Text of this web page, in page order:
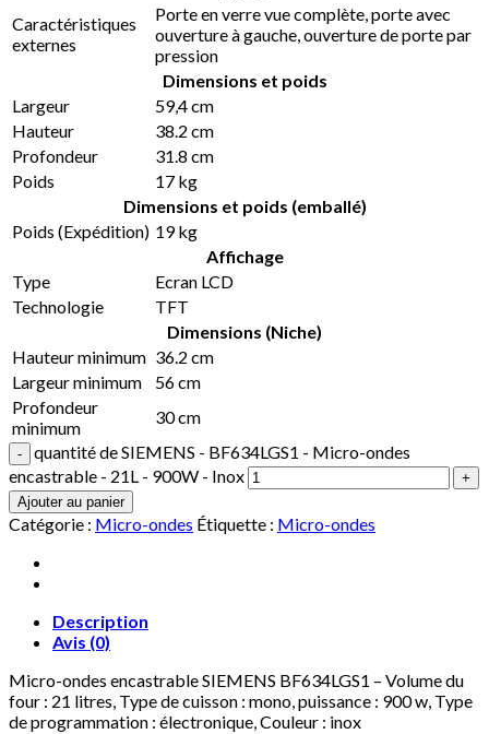
Caractéristiques
externes
Porte en verre vue complète, porte avec
ouverture à gauche, ouverture de porte par
pression
Dimensions et poids
Largeur
59,4 cm
Hauteur
38.2 cm
Profondeur
31.8 cm
Poids
17 kg
Dimensions et poids (emballé)
Poids (Expédition) 19 kg
Affichage
Type
Ecran LCD
Technologie
TFT
Dimensions (Niche)
Hauteur minimum 36.2 cm
Largeur minimum
56 cm
Profondeur
minimum
30 cm
quantité de SIEMENS - BF634LGS1 - Micro-ondes
encastrable - 21L - 900W - Inox
Ajouter au panier
Catégorie : Micro-ondes Étiquette : Micro-ondes
Description
Avis (0)
Micro-ondes encastrable SIEMENS BF634LGS1 – Volume du
four : 21 litres, Type de cuisson : mono, puissance : 900 w, Type
de programmation : électronique, Couleur : inox